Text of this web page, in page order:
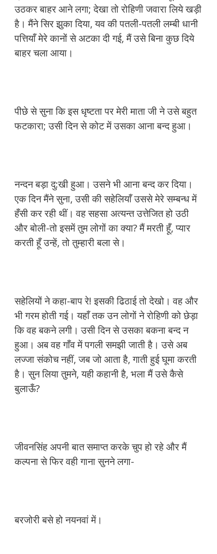
उठकर बाहर आने लगा; देखा तो रोहिणी जवारा लिये खड़ी
है। मैंने सिर झुका दिया, यव की पतली-पतली लम्बी धानी
पत्तियाँ मेरे कानों से अटका दी गई, मैं उसे बिना कुछ दिये
बाहर चला आया।
पीछे से सुना कि इस धृष्टता पर मेरी माता जी ने उसे बहुत
फटकारा; उसी दिन से कोट में उसका आना बन्द हुआ।
नन्दन बड़ा दु:खी हुआ। उसने भी आना बन्द कर दिया।
एक दिन मैंने सुना, उसी की सहेलियाँ उससे मेरे सम्बन्ध में
हँसी कर रही थीं। वह सहसा अत्यन्त उत्तेजित हो उठी
और बोली-तो इसमें तुम लोगों का क्या? मैं मरती हूँ, प्यार
करती हूँ उन्हें, तो तुम्हारी बला से।
सहेलियों ने कहा-बाप रे! इसकी ढिठाई तो देखो। वह और
भी गरम होती गई। यहाँ तक उन लोगों ने रोहिणी को छेड़ा
कि वह बकने लगी। उसी दिन से उसका बकना बन्द न
हुआ। अब वह गाँव में पगली समझी जाती है। उसे अब
लज्जा संकोच नहीं, जब जो आता है, गाती हुई घूमा करती
है। सुन लिया तुमने, यही कहानी है, भला मैं उसे कैसे
बुलाऊँ?
जीवनसिंह अपनी बात समाप्त करके चुप हो रहे और मैं
कल्पना से फिर वही गाना सुनने लगा-
बरजोरी बसे हो नयनवां में।